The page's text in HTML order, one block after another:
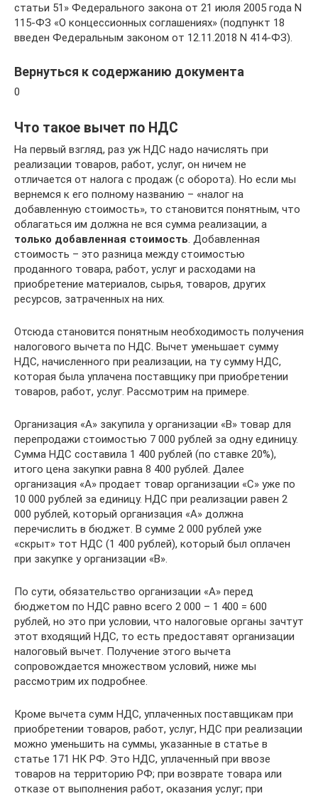
статьи 51» Федерального закона от 21 июля 2005 года N
115-ФЗ «О концессионных соглашениях» (подпункт 18
введен Федеральным законом от 12.11.2018 N 414-ФЗ).
Вернуться к содержанию документа
0
Что такое вычет по НДС
На первый взгляд, раз уж НДС надо начислять при
реализации товаров, работ, услуг, он ничем не
отличается от налога с продаж (с оборота). Но если мы
вернемся к его полному названию – «налог на
добавленную стоимость», то становится понятным, что
облагаться им должна не вся сумма реализации, а
только добавленная стоимость . Добавленная
стоимость – это разница между стоимостью
проданного товара, работ, услуг и расходами на
приобретение материалов, сырья, товаров, других
ресурсов, затраченных на них.
Отсюда становится понятным необходимость получения
налогового вычета по НДС. Вычет уменьшает сумму
НДС, начисленного при реализации, на ту сумму НДС,
которая была уплачена поставщику при приобретении
товаров, работ, услуг. Рассмотрим на примере.
Организация «А» закупила у организации «В» товар для
перепродажи стоимостью 7 000 рублей за одну единицу.
Сумма НДС составила 1 400 рублей (по ставке 20%),
итого цена закупки равна 8 400 рублей. Далее
организация «А» продает товар организации «С» уже по
10 000 рублей за единицу. НДС при реализации равен 2
000 рублей, который организация «А» должна
перечислить в бюджет. В сумме 2 000 рублей уже
«скрыт» тот НДС (1 400 рублей), который был оплачен
при закупке у организации «В».
По сути, обязательство организации «А» перед
бюджетом по НДС равно всего 2 000 – 1 400 = 600
рублей, но это при условии, что налоговые органы зачтут
этот входящий НДС, то есть предоставят организации
налоговый вычет. Получение этого вычета
сопровождается множеством условий, ниже мы
рассмотрим их подробнее.
Кроме вычета сумм НДС, уплаченных поставщикам при
приобретении товаров, работ, услуг, НДС при реализации
можно уменьшить на суммы, указанные в статье в
статье 171 НК РФ. Это НДС, уплаченный при ввозе
товаров на территорию РФ; при возврате товара или
отказе от выполнения работ, оказания услуг; при